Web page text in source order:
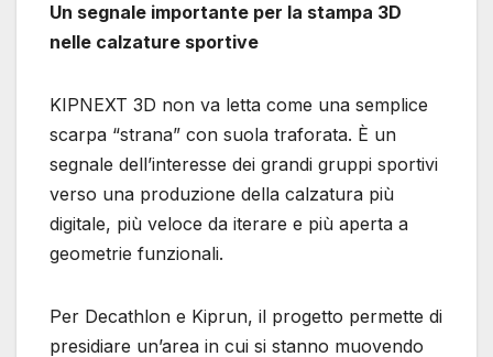
Un segnale importante per la stampa 3D
nelle calzature sportive
KIPNEXT 3D non va letta come una semplice
scarpa “strana” con suola traforata. È un
segnale dell’interesse dei grandi gruppi sportivi
verso una produzione della calzatura più
digitale, più veloce da iterare e più aperta a
geometrie funzionali.
Per Decathlon e Kiprun, il progetto permette di
presidiare un’area in cui si stanno muovendo